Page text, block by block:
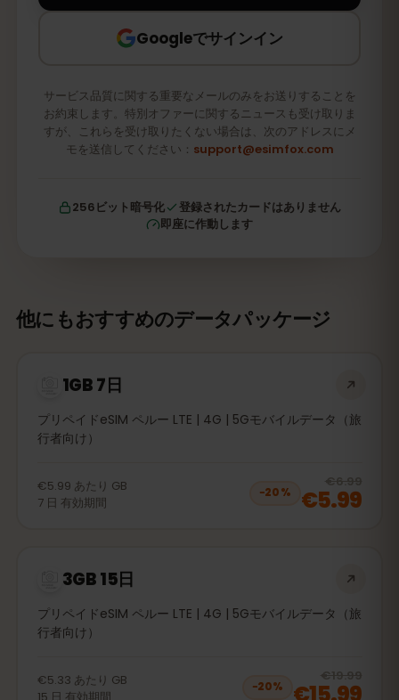
Googleでサインイン
サービス品質に関する重要なメールのみをお送りすることを
お約束します。特別オファーに関するニュースも受け取りま
すが、これらを受け取りたくない場合は、次のアドレスにメ
モを送信してください： support@esimfox.com
256ビット暗号化
登録されたカードはありません
即座に作動します
他にもおすすめのデータパッケージ
1GB 7日
プリペイドeSIM ペルー LTE | 4G | 5Gモバイルデータ（旅
行者向け）
€5.99 あたり GB
7 日 有効期間
−20%
€6.99
€5.99
3GB 15日
プリペイドeSIM ペルー LTE | 4G | 5Gモバイルデータ（旅
行者向け）
€5.33 あたり GB
15 日 有効期間
−20%
€19.99
€15.99